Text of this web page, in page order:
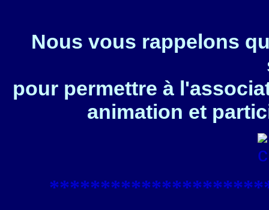
Nous vous rappelons
pour permettre à
animation et
****************